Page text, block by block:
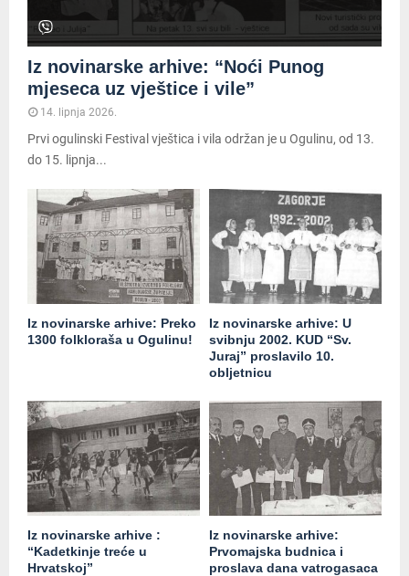
Iz novinarske arhive: “Noći Punog
mjeseca uz vještice i vile”
14. lipnja 2026.
Prvi ogulinski Festival vještica i vila održan je u Ogulinu, od 13.
do 15. lipnja...
Iz novinarske arhive: Preko
1300 folkloraša u Ogulinu!
Iz novinarske arhive: U
svibnju 2002. KUD “Sv.
Juraj” proslavilo 10.
obljetnicu
Iz novinarske arhive :
“Kadetkinje treće u
Hrvatskoj”
Iz novinarske arhive:
Prvomajska budnica i
proslava dana vatrogasaca